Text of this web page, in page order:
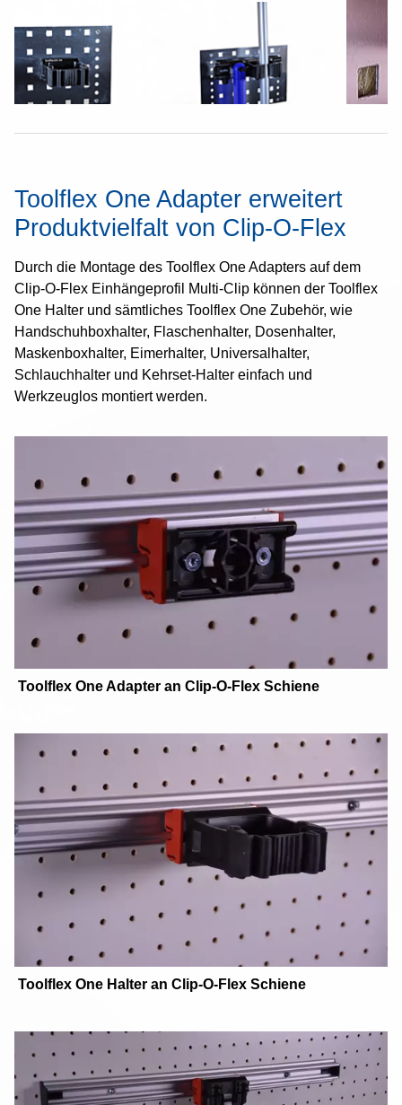
Toolflex One Adapter erweitert
Produktvielfalt von Clip-O-Flex
Durch die Montage des Toolflex One Adapters auf dem
Clip-O-Flex Einhängeprofil Multi-Clip können der Toolflex
One Halter und sämtliches Toolflex One Zubehör, wie
Handschuhboxhalter, Flaschenhalter, Dosenhalter,
Maskenboxhalter, Eimerhalter, Universalhalter,
Schlauchhalter und Kehrset-Halter einfach und
Werkzeuglos montiert werden.
Toolflex One Adapter an Clip-O-Flex Schiene
Toolflex One Halter an Clip-O-Flex Schiene